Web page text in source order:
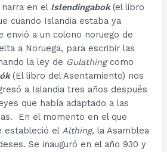
en el Islendingabok (el libro
cuando Islandia estaba ya
envió a un colono noruego de
a Noruega, para escribir las
la ley de Gulathingcomo
(El libro del Asentamiento) nos
a Islandia tres años después
que había adaptado a las
En el momento en el que
estableció elAlthing, la Asamblea
Se inauguró en el año 930 y